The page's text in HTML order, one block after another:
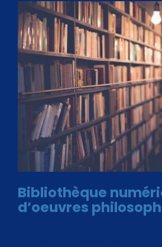
Bibliothèque
d’oeuvres